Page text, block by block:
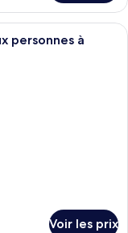
d’hôtel avec un
personnes à
Voir les prix